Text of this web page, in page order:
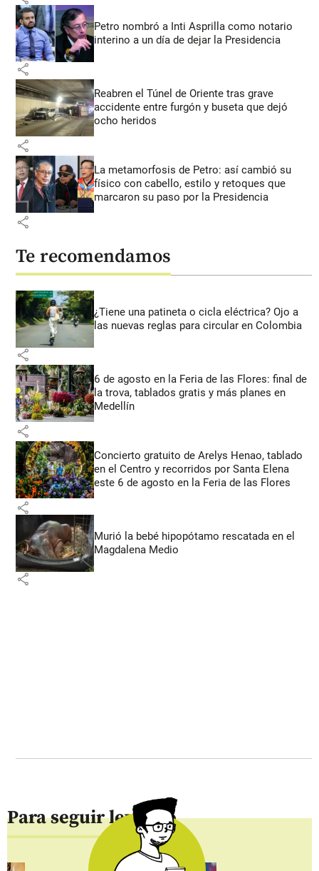
Petro nombró a Inti Asprilla como notario
interino a un día de dejar la Presidencia
share
Reabren el Túnel de Oriente tras grave
accidente entre furgón y buseta que dejó
ocho heridos
share
La metamorfosis de Petro: así cambió su
físico con cabello, estilo y retoques que
marcaron su paso por la Presidencia
share
Te recomendamos
¿Tiene una patineta o cicla eléctrica? Ojo a
las nuevas reglas para circular en Colombia
share
6 de agosto en la Feria de las Flores: final de
la trova, tablados gratis y más planes en
Medellín
share
Concierto gratuito de Arelys Henao, tablado
en el Centro y recorridos por Santa Elena
este 6 de agosto en la Feria de las Flores
share
Murió la bebé hipopótamo rescatada en el
Magdalena Medio
share
Para seguir leyendo